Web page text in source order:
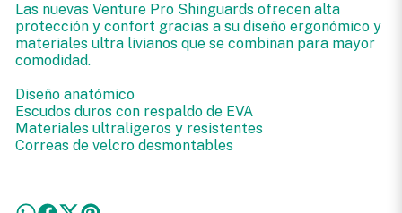
Las nuevas Venture Pro Shinguards ofrecen alta
protección y confort gracias a su diseño ergonómico y
materiales ultra livianos que se combinan para mayor
comodidad.
Diseño anatómico
Escudos duros con respaldo de EVA
Materiales ultraligeros y resistentes
Correas de velcro desmontables